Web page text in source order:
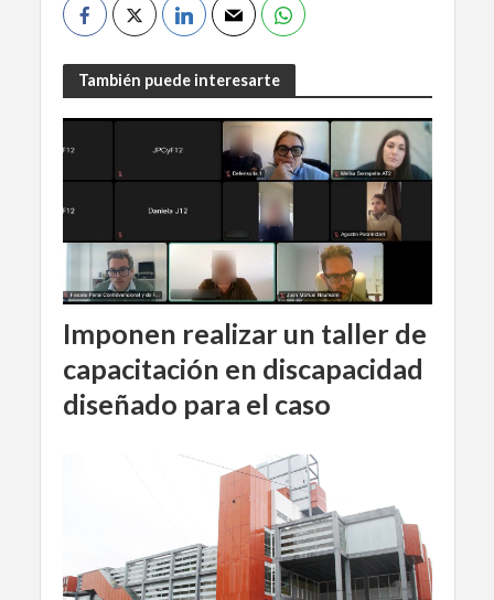
También puede interesarte
Imponen realizar un taller de
capacitación en discapacidad
diseñado para el caso